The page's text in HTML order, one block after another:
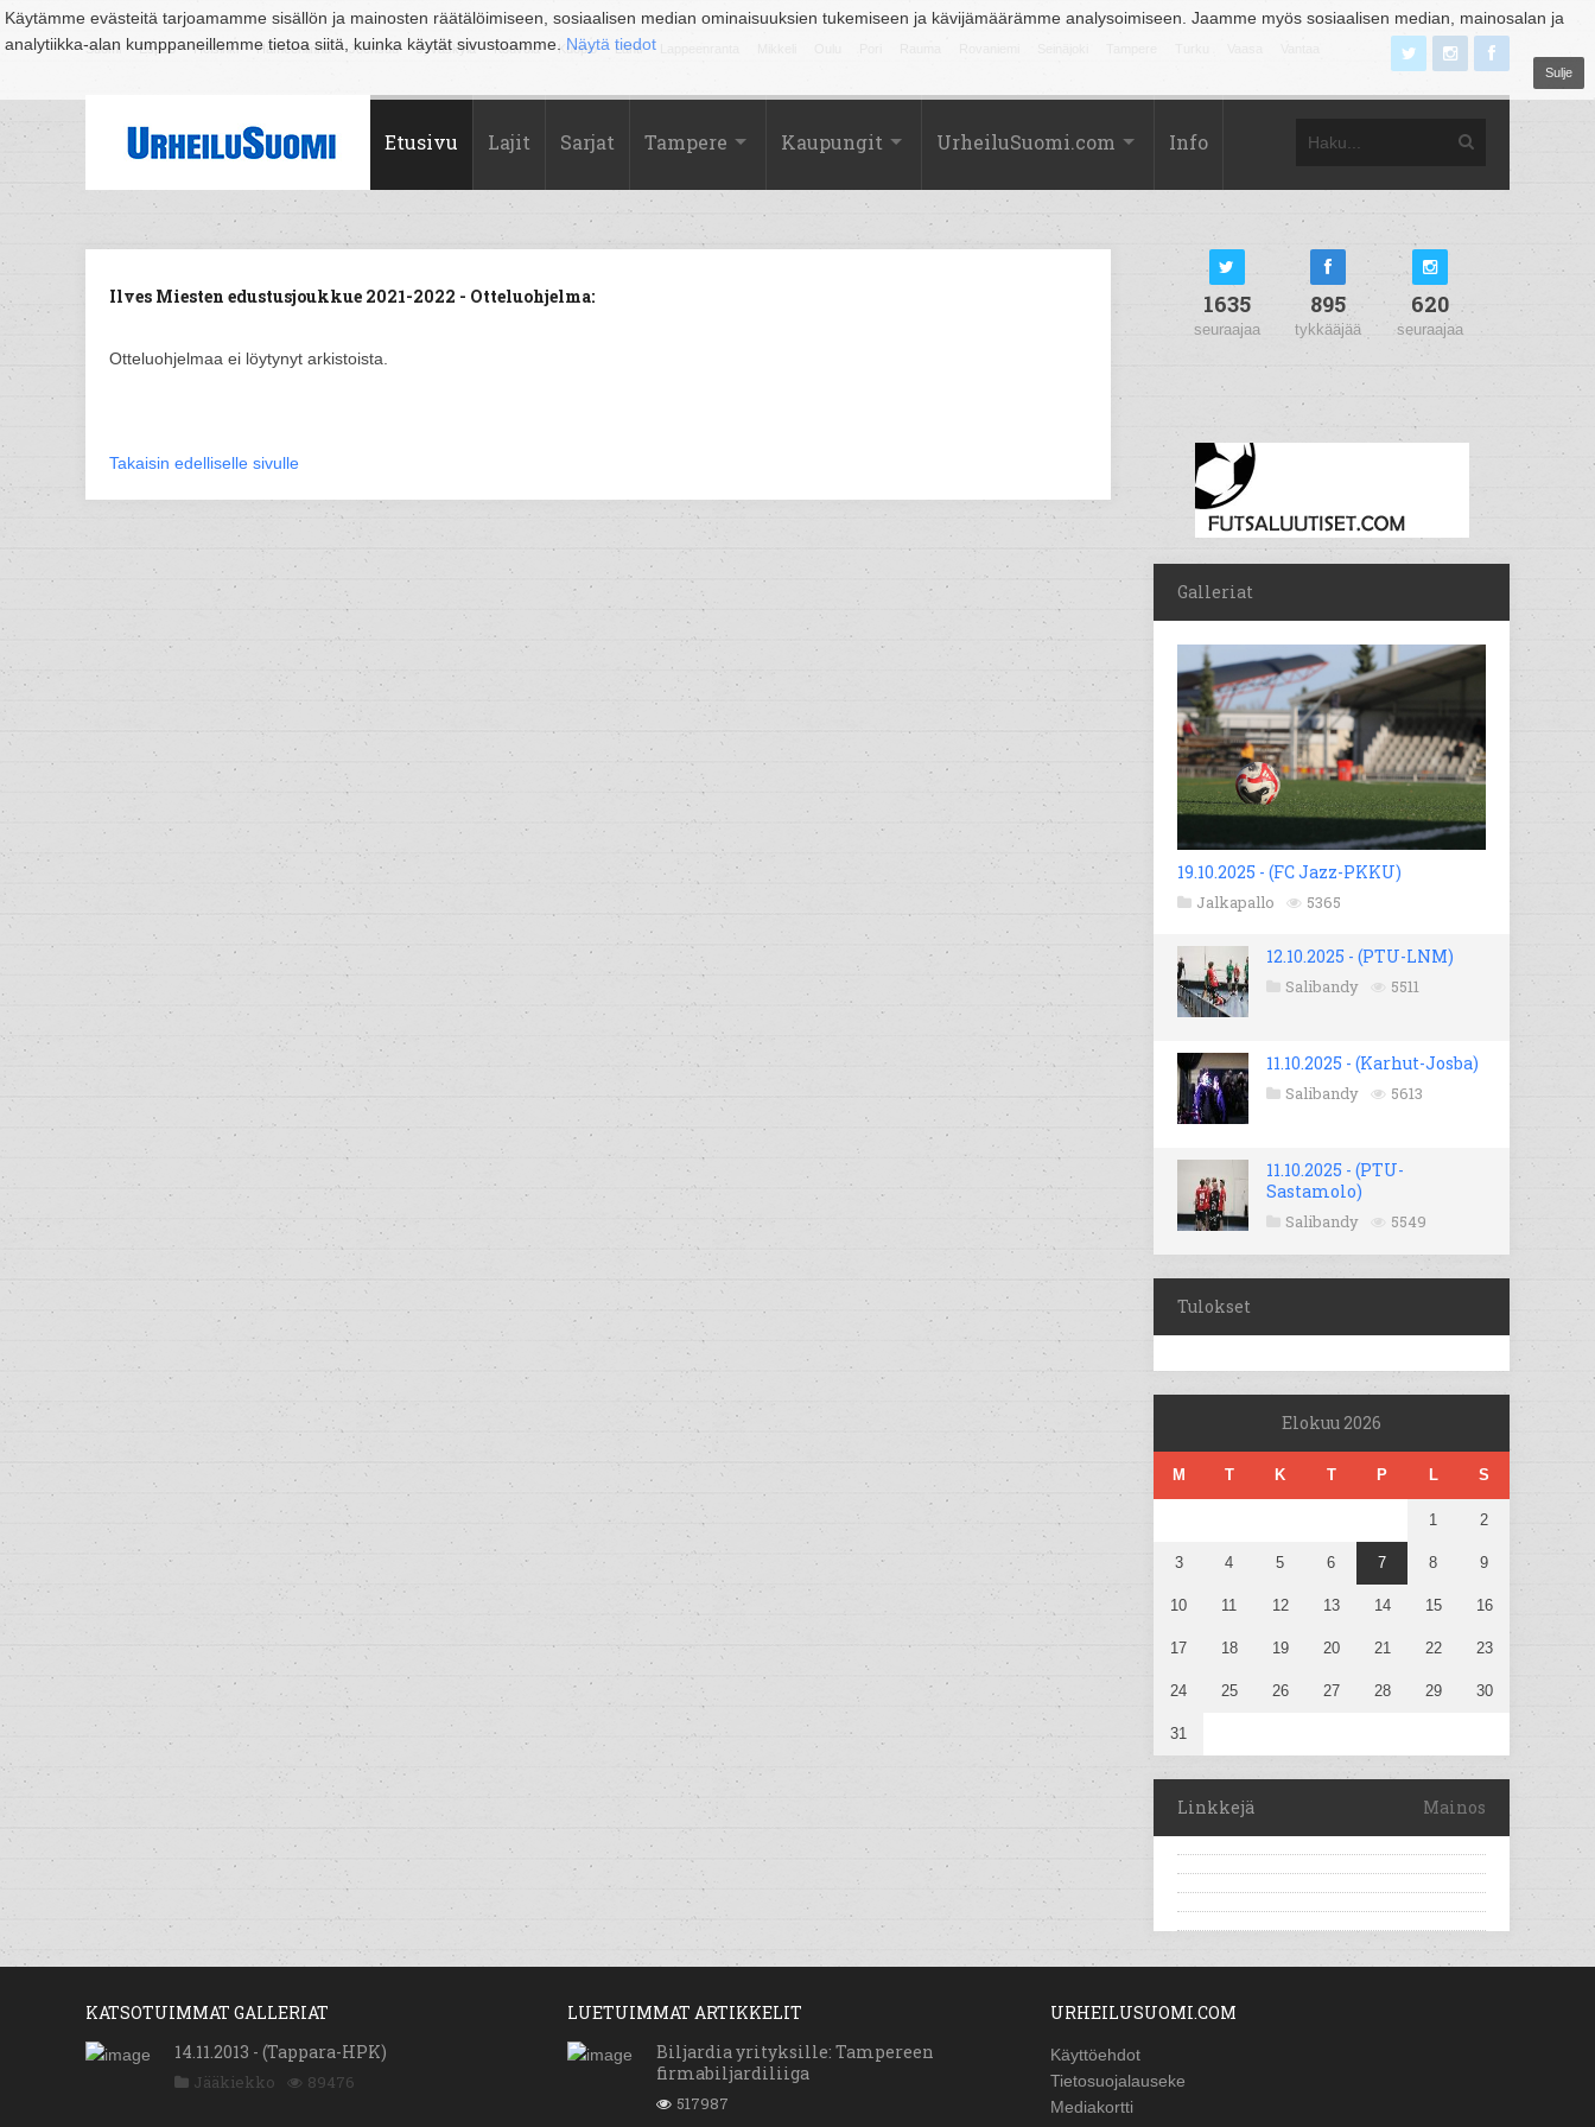
Käytämme evästeitä tarjoamamme sisällön ja mainosten räätälöimiseen, sosiaalisen median ominaisuuksien tukemiseen ja kävijämäärämme analysoimiseen. Jaamme myös sosiaalisen median, mainosalan ja
analytiikka-alan kumppaneillemme tietoa siitä, kuinka käytät sivustoamme. Näytä tiedot
Sulje
Suomi Espoo Helsinki Hämeenlinna Joensuu Jyväskylä Kouvola Kuopio Lahti
Etusivu Lajit Sarjat Tampere Kaupungit UrheiluSuomi.com Info
Ilves Miesten edustusjoukkue 2021-2022 - Otteluohjelma:
Otteluohjelmaa ei löytynyt arkistoista.
Takaisin edelliselle sivulle
1635
seuraajaa
895
tykkääjää
620
seuraajaa
Galleriat
19.10.2025 - (FC Jazz-PKKU)
Jalkapallo 5365
12.10.2025 - (PTU-LNM)
Salibandy 5511
11.10.2025 - (Karhut-Josba)
Salibandy 5613
11.10.2025 - (PTU-
Sastamolo)
Salibandy 5549
Tulokset
Elokuu 2026
M T K T P L S
1 2
3 4 5 6 7 8 9
10 11 12 13 14 15 16
17 18 19 20 21 22 23
24 25 26 27 28 29 30
31
Linkkejä Mainos
KATSOTUIMMAT GALLERIAT
14.11.2013 - (Tappara-HPK)
Jääkiekko 89476
LUETUIMMAT ARTIKKELIT
Biljardia yrityksille: Tampereen
firmabiljardiliiga
517987
URHEILUSUOMI.COM
Käyttöehdot
Tietosuojalauseke
Mediakortti